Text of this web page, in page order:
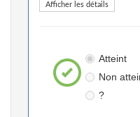
Afficher les détails
Atteint
Non
?